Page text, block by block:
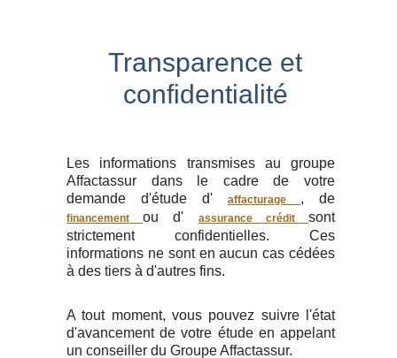
Transparence et
confidentialité
Les informations transmises au groupe
Affactassur dans le cadre de votre
demande d'étude d'
affacturage , de
financementou d' assurance créditsont
strictement confidentielles. Ces
informations ne sont en aucun cas cédées
à des tiers à d'autres fins.
A tout moment, vous pouvez suivre l'état
d'avancement de votre étude en appelant
un conseiller du Groupe Affactassur.